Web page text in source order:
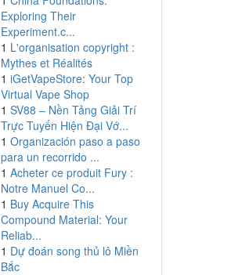
Exploring Their
Experiment.c...
1 L'organisation copyright :
Mythes et Réalités
1 iGetVapeStore: Your Top
Virtual Vape Shop
1 SV88 – Nền Tảng Giải Trí
Trực Tuyến Hiện Đại Vớ...
1 Organización paso a paso
para un recorrido ...
1 Acheter ce produit Fury :
Notre Manuel Co...
1 Buy Acquire This
Compound Material: Your
Reliab...
1 Dự đoán song thủ lô Miền
Bắc